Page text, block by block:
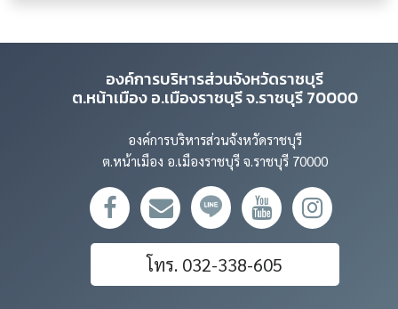
องค์การบริหารส่วนจังหวัดราชบุรี
ต.หน้าเมือง อ.เมืองราชบุรี จ.ราชบุรี 70000
องค์การบริหารส่วนจังหวัดราชบุรี
ต.หน้าเมือง อ.เมืองราชบุรี จ.ราชบุรี 70000
โทร. 032-338-605